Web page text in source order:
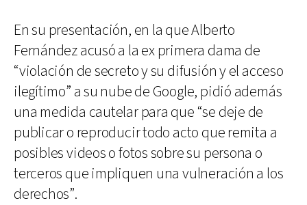
En su presentación, en la que Alberto
Fernández acusó a la ex primera dama de
“violación de secreto y su difusión y el acceso
ilegítimo” a su nube de Google, pidió además
una medida cautelar para que “se deje de
publicar o reproducir todo acto que remita a
posibles videos o fotos sobre su persona o
terceros que impliquen una vulneración a los
derechos”.